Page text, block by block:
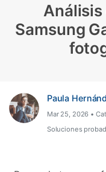
Encuentra Más
Análisis
Samsung
Paula
Mar 25, 2026 •
Soluciones